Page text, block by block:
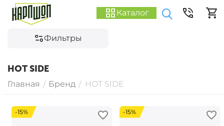
Каталог
Фильтры
HOT SIDE
Главная / Бренд / HOT SIDE
-15% -15%